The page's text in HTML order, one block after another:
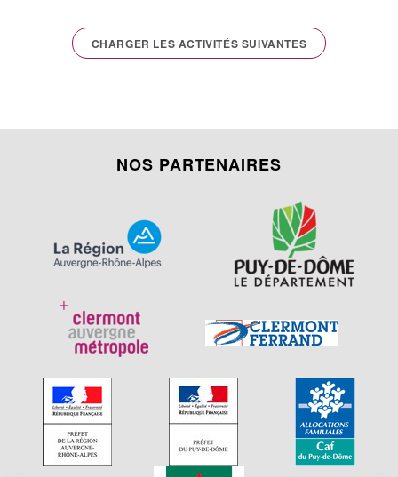
CHARGER LES ACTIVITÉS SUIVANTES
NOS PARTENAIRES